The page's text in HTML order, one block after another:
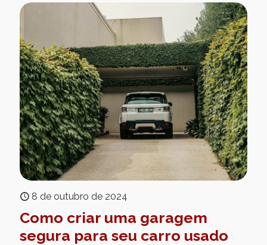
8 de outubro de 2024
Como criar uma garagem
segura para seu carro usado